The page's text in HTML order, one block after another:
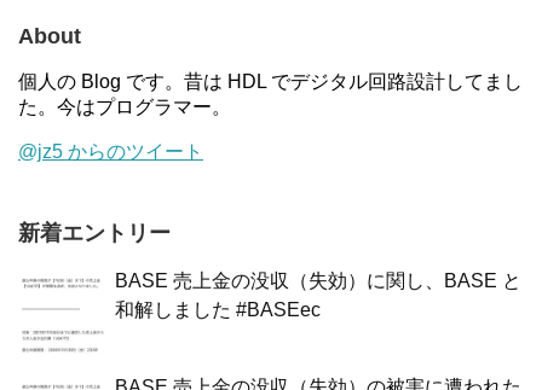
About
個人の Blog です。昔は HDL でデジタル回路設計してまし
た。今はプログラマー。
@jz5 からのツイート
新着エントリー
BASE 売上金の没収（失効）に関し、BASE と
和解しました #BASEec